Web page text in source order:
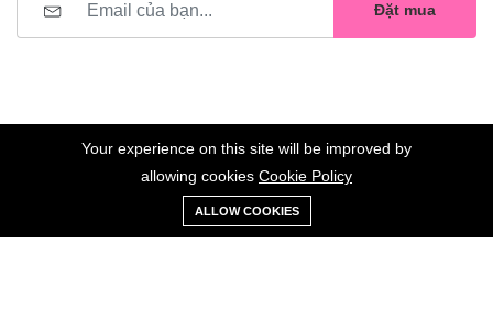
Đặt mua
©2023 Hoa Nelly . All Rights Reserved.
0
Xe
đẩy
Danh sách
yêu thích
Your experience on this site will be improved by
allowing cookies Cookie Policy
ALLOW COOKIES